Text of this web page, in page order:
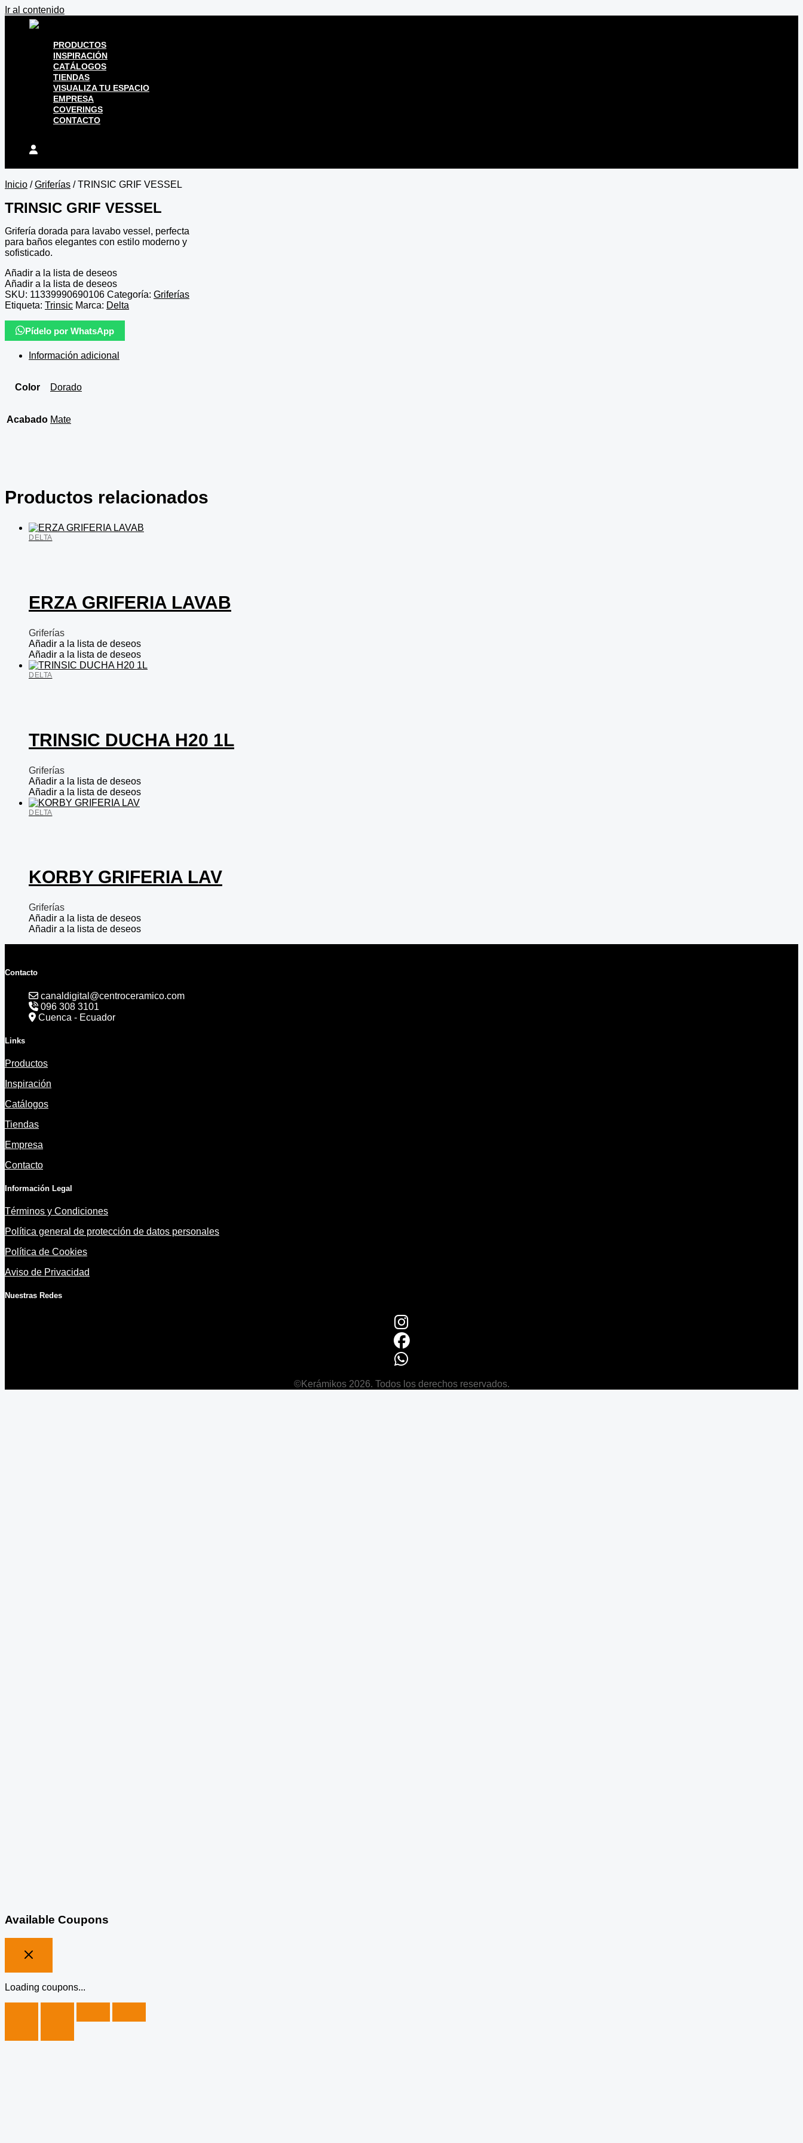
Ir al contenido
PRODUCTOS
INSPIRACIÓN
CATÁLOGOS
TIENDAS
VISUALIZA TU ESPACIO
EMPRESA
COVERINGS
CONTACTO
Inicio /Griferías / TRINSIC GRIF VESSEL
TRINSIC GRIF VESSEL
Grifería dorada para lavabo vessel, perfecta
para baños elegantes con estilo moderno y
sofisticado.
Añadir a la lista de deseos
Añadir a la lista de deseos
SKU: 11339990690106 Categoría: Griferías
Etiqueta: Trinsic Marca: Delta
Pídelo por WhatsApp
Información adicional
Color Dorado
Acabado Mate
Productos relacionados
DELTA
ERZA GRIFERIA LAVAB
Griferías
Añadir a la lista de deseos
Añadir a la lista de deseos
DELTA
TRINSIC DUCHA H20 1L
Griferías
Añadir a la lista de deseos
Añadir a la lista de deseos
DELTA
KORBY GRIFERIA LAV
Griferías
Añadir a la lista de deseos
Añadir a la lista de deseos
Contacto
canaldigital@centroceramico.com
096 308 3101
Cuenca - Ecuador
Links
Productos
Inspiración
Catálogos
Tiendas
Empresa
Contacto
Información Legal
Términos y Condiciones
Política general de protección de datos personales
Política de Cookies
Aviso de Privacidad
Nuestras Redes
©Kerámikos 2026. Todos los derechos reservados.
Available Coupons
Loading coupons...